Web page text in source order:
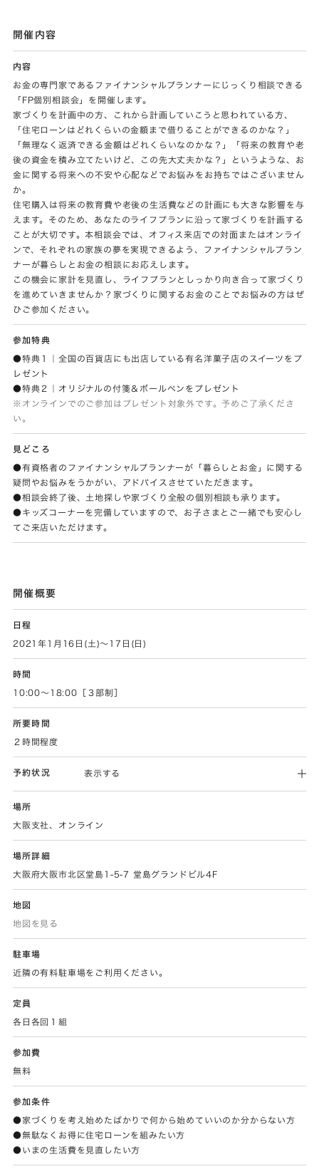
開催内容
内容
お金の専門家であるファイナンシャルプランナーにじっくり相談できる
「FP個別相談会」を開催します。
家づくりを計画中の方、これから計画していこうと思われている方、
「住宅ローンはどれくらいの金額まで借りることができるのかな？」
「無理なく返済できる金額はどれくらいなのかな？」「将来の教育や老
後の資金を積み立てたいけど、この先大丈夫かな？」というような、お
金に関する将来への不安や心配などでお悩みをお持ちではございません
か。
住宅購入は将来の教育費や老後の生活費などの計画にも大きな影響を与
えます。そのため、あなたのライフプランに沿って家づくりを計画する
ことが大切です。本相談会では、オフィス来店での対面またはオンライ
ンで、それぞれの家族の夢を実現できるよう、ファイナンシャルプラン
ナーが暮らしとお金の相談にお応えします。
この機会に家計を見直し、ライフプランとしっかり向き合って家づくり
を進めていきませんか？家づくりに関するお金のことでお悩みの方はぜ
ひご参加ください。
参加特典
●特典１｜全国の百貨店にも出店している有名洋菓子店のスイーツをプ
レゼント
●特典２｜オリジナルの付箋＆ボールペンをプレゼント
※オンラインでのご参加はプレゼント対象外です。予めご了承くださ
い。
見どころ
●有資格者のファイナンシャルプランナーが「暮らしとお金」に関する
疑問やお悩みをうかがい、アドバイスさせていただきます。
●相談会終了後、土地探しや家づくり全般の個別相談も承ります。
●キッズコーナーを完備していますので、お子さまとご一緒でも安心し
てご来店いただけます。
開催概要
日程
2021年1月16日(土)～17日(日)
時間
10:00～18:00［３部制］
所要時間
２時間程度
予約状況 表示する
場所
大阪支社、オンライン
場所詳細
大阪府大阪市北区堂島1-5-7 堂島グランドビル4F
地図
地図を見る
駐車場
近隣の有料駐車場をご利用ください。
定員
各日各回１組
参加費
無料
参加条件
●家づくりを考え始めたばかりで何から始めていいのか分からない方
●無駄なくお得に住宅ローンを組みたい方
●いまの生活費を見直したい方